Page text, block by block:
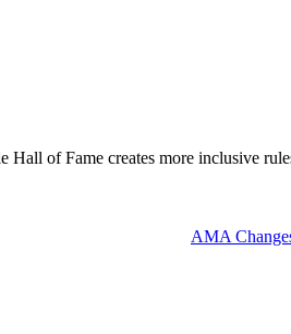
of Fame creates more inclusive
AMA